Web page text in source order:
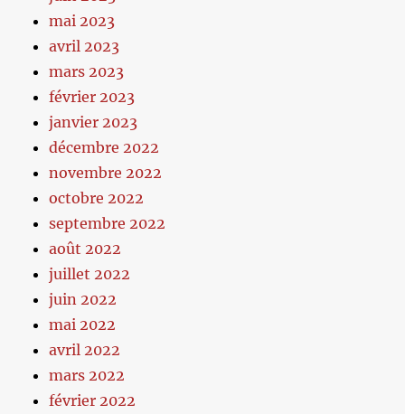
mai 2023
avril 2023
mars 2023
février 2023
janvier 2023
décembre 2022
novembre 2022
octobre 2022
septembre 2022
août 2022
juillet 2022
juin 2022
mai 2022
avril 2022
mars 2022
février 2022